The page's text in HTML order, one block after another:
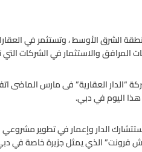
الشرق الأوسط ، وتستثمر في
المرافق والاستثمار في الشركات
“الدار العقارية” فى مارس الماضى
الدار وإعمار في تطوير
فرونت” الذي يمثل جزيرة خاصة في